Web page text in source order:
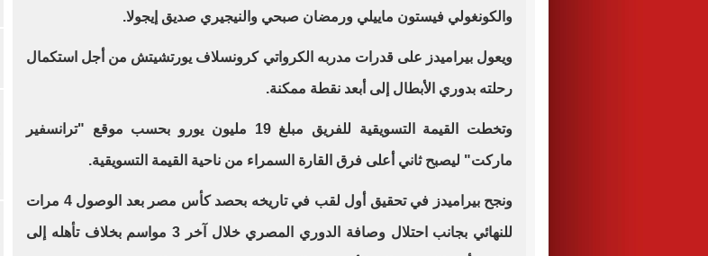
والكونغولي فيستون ماييلي ورمضان صبحي والنيجيري صديق إيجولا.
‎ويعول بيراميدز على قدرات مدربه الكرواتي كرونسلاف يورتشيتش من أجل استكمال
رحلته بدوري الأبطال إلى أبعد نقطة ممكنة.
وتخطت القيمة التسويقية للفريق مبلغ 19 مليون يورو بحسب موقع "ترانسفير
ماركت" ليصبح ثاني أعلى فرق القارة السمراء من ناحية القيمة التسويقية.
ونجح بيراميدز في تحقيق أول لقب في تاريخه بحصد كأس مصر بعد الوصول 4 مرات
للنهائي بجانب احتلال وصافة الدوري المصري خلال آخر 3 مواسم بخلاف تأهله إلى